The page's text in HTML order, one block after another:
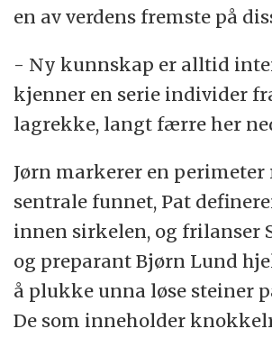
en av verdens fremste på
- Ny kunnskap er alltid
kjenner en serie individer
lagrekke, langt færre her
Jørn markerer en perimeter
sentrale funnet, Pat
innen sirkelen, og frilanser
og preparant Bjørn Lund
å plukke unna løse steiner
De som inneholder